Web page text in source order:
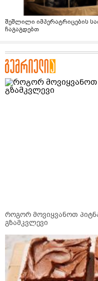
შეშლილი იმპერატრიცების
ჩაგაგდებთ
როგორ მოვიყვანოთ
გზამკვლევი